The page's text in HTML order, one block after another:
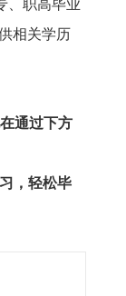
职高毕业
相关学历
通过下方
，轻松毕